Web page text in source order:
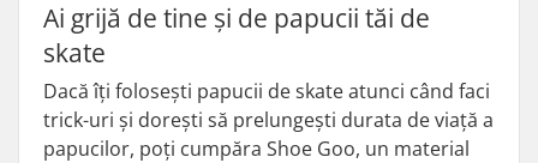
Ai grijă de tine și de papucii tăi de
skate
Dacă îți folosești papucii de skate atunci când faci
trick-uri și dorești să prelungești durata de viață a
papucilor, poți cumpăra Shoe Goo, un material